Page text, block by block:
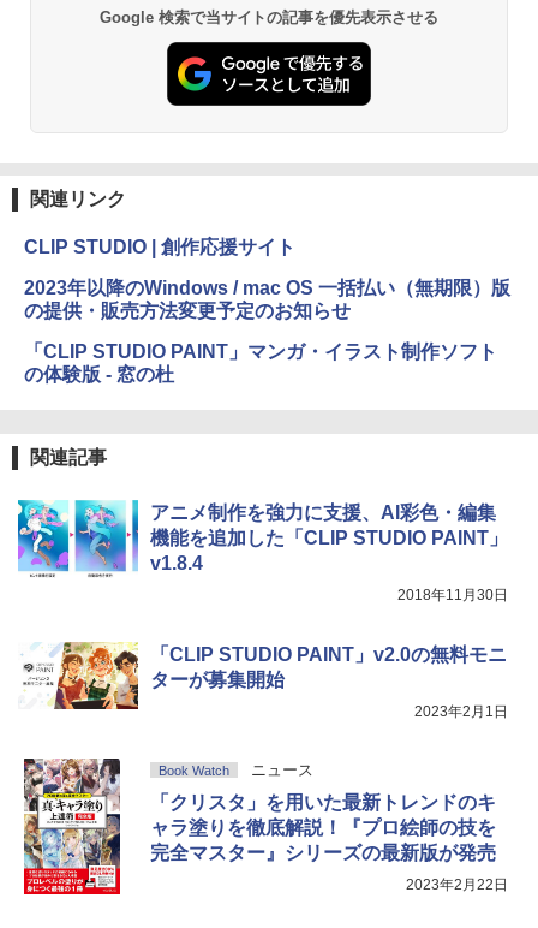
￥27,980
Amazon Kindle Paperwhite (16GB) 7イ
ンチディスプレイ、色調調節ライト、12
Amazon Kindle Colorsoft | 16GBストレ
ージ、防水、7インチカラーディスプレ
イ、色調調節ライト、最大8週間持続バッ
テリー、広告無し、ブラック (2025年発
11インチカラーディスプレイ、64GBスト
レージ、ノート機能搭載、明るさ自動調
整、色調調節ライト、プレミアムペン付
き、グラファイト
Google 検索で当サイトの記事を優先表示させる
関連リンク
CLIP STUDIO | 創作応援サイト
2023年以降のWindows / mac OS 一括払い（無期限）版
の提供・販売方法変更予定のお知らせ
「CLIP STUDIO PAINT」マンガ・イラスト制作ソフト
の体験版 - 窓の杜
関連記事
アニメ制作を強力に支援、AI彩色・編集
機能を追加した「CLIP STUDIO PAINT」
v1.8.4
2018年11月30日
「CLIP STUDIO PAINT」v2.0の無料モニ
ターが募集開始
2023年2月1日
Book Watch ニュース
「クリスタ」を用いた最新トレンドのキ
ャラ塗りを徹底解説！『プロ絵師の技を
完全マスター』シリーズの最新版が発売
2023年2月22日